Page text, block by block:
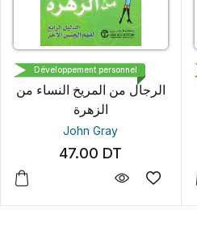
JARIR
الرجال من المريخ النساء من
الزهرة
John Gray
47.00 DT
Développement personnel